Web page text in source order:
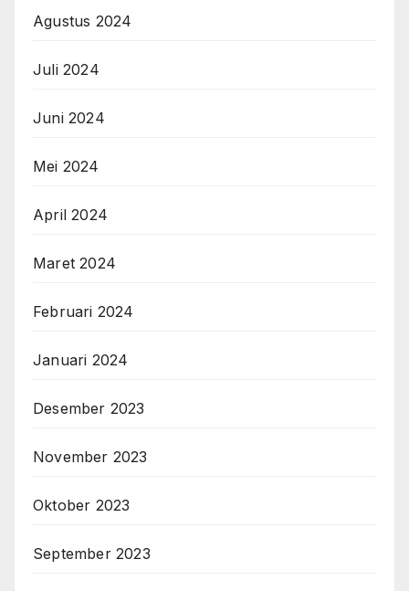
Agustus 2024
Juli 2024
Juni 2024
Mei 2024
April 2024
Maret 2024
Februari 2024
Januari 2024
Desember 2023
November 2023
Oktober 2023
September 2023